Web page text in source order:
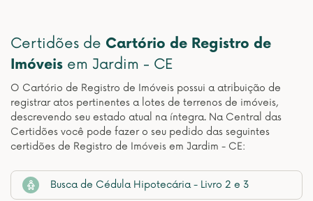
Certidões de Cartório de Registro de
Imóveis em Jardim - CE
O Cartório de Registro de Imóveis possui a atribuição de
registrar atos pertinentes a lotes de terrenos de imóveis,
descrevendo seu estado atual na íntegra. Na Central das
Certidões você pode fazer o seu pedido das seguintes
certidões de Registro de Imóveis em Jardim - CE:
Busca de Cédula Hipotecária - Livro 2 e 3